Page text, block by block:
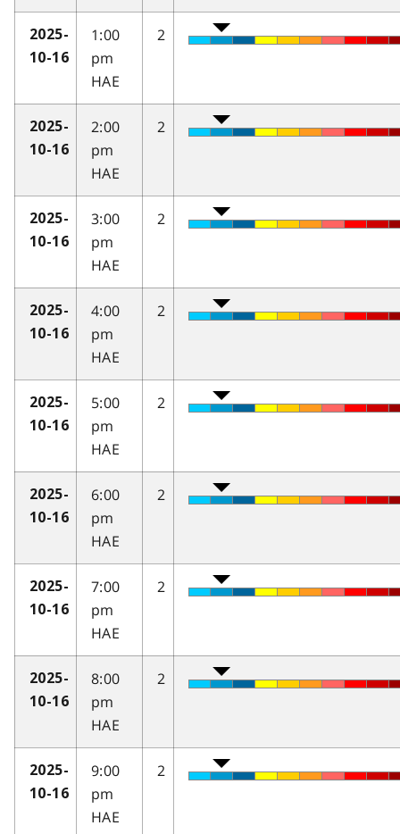
2025-
10-16
1:00
pm
HAE
2
2025-
10-16
2:00
pm
HAE
2
2025-
10-16
3:00
pm
HAE
2
2025-
10-16
4:00
pm
HAE
2
2025-
10-16
5:00
pm
HAE
2
2025-
10-16
6:00
pm
HAE
2
2025-
10-16
7:00
pm
HAE
2
2025-
10-16
8:00
pm
HAE
2
2025-
10-16
9:00
pm
HAE
2